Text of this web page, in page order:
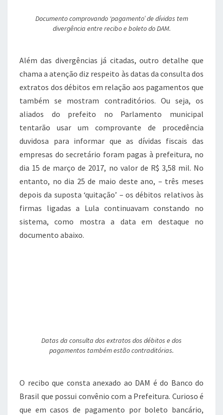
Documento comprovando ‘pagamento’ de dívidas tem
divergência entre recibo e boleto do DAM.
Além das divergências já citadas, outro detalhe que
chama a atenção diz respeito às datas da consulta dos
extratos dos débitos em relação aos pagamentos que
também se mostram contraditórios. Ou seja, os
aliados do prefeito no Parlamento municipal
tentarão usar um comprovante de procedência
duvidosa para informar que as dívidas fiscais das
empresas do secretário foram pagas à prefeitura, no
dia 15 de março de 2017, no valor de R$ 3,58 mil. No
entanto, no dia 25 de maio deste ano, – três meses
depois da suposta ‘quitação’ – os débitos relativos às
firmas ligadas a Lula continuavam constando no
sistema, como mostra a data em destaque no
documento abaixo.
Datas da consulta dos extratos dos débitos e dos
pagamentos também estão contraditórias.
O recibo que consta anexado ao DAM é do Banco do
Brasil que possui convênio com a Prefeitura. Curioso é
que em casos de pagamento por boleto bancário,